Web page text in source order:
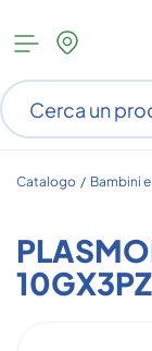
Apri
menu
categorie
Catalogo / Bambini